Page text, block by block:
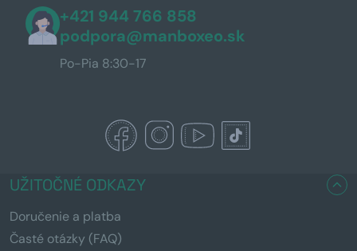
+421 944 766 858
podpora@manboxeo.sk
Po-Pia 8:30-17
UŽITOČNÉ ODKAZY
Doručenie a platba
Časté otázky (FAQ)